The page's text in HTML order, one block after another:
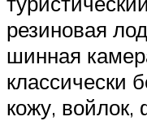
резиновая
шинная
классически
кожу, войлок,